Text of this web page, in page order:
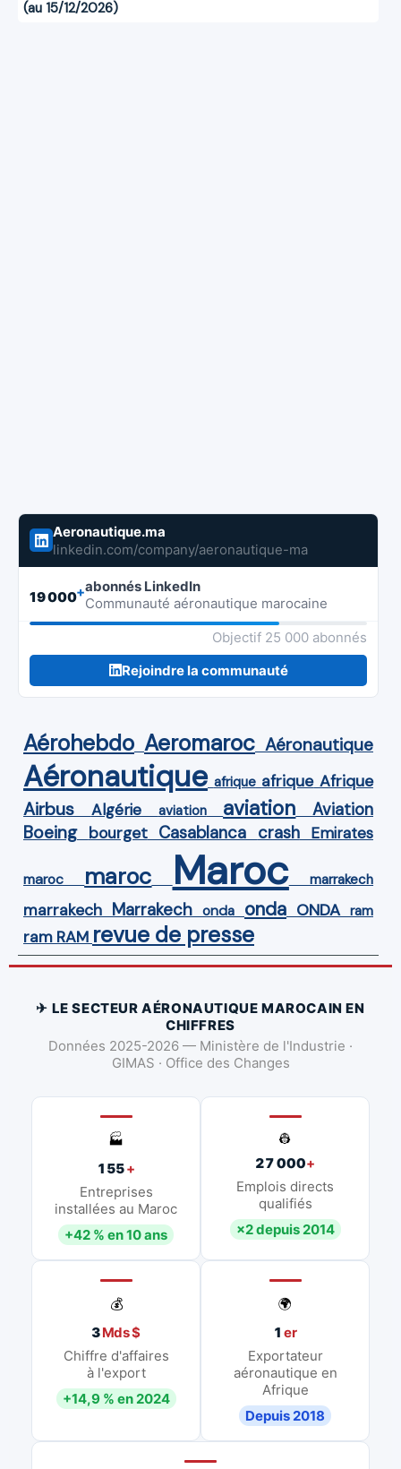
(au 15/12/2026)
Aeronautique.ma
linkedin.com/company/aeronautique-ma
19 000+abonnés LinkedIn
Communauté aéronautique marocaine
Objectif 25 000 abonnés
Rejoindre la communauté
Aérohebdo Aeromaroc Aéronautique
Aéronautique afrique afrique Afrique
Airbus Algérie aviation aviation Aviation
Boeing bourget Casablanca crash Emirates
maroc maroc Maroc marrakech
marrakech Marrakech onda onda ONDA ram
ram RAM revue de presse
✈ LE SECTEUR AÉRONAUTIQUE MAROCAIN EN
CHIFFRES
Données 2025-2026 — Ministère de l'Industrie ·
GIMAS · Office des Changes
🏭
155+
Entreprises
installées au Maroc
+42 % en 10 ans
👷
27 000+
Emplois directs
qualifiés
×2 depuis 2014
💰
3Mds $
Chiffre d'affaires
à l'export
+14,9 % en 2024
🌍
1 er
Exportateur
aéronautique en
Afrique
Depuis 2018